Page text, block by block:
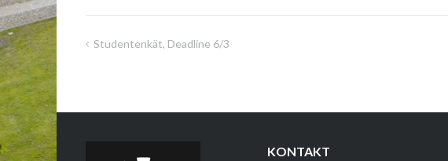
Inläggsnavigering
Studentenkät, Deadline 6/3
KONTAKT